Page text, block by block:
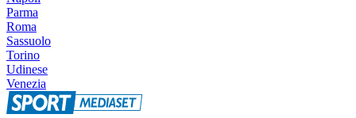
Parma
Roma
Sassuolo
Torino
Udinese
Venezia